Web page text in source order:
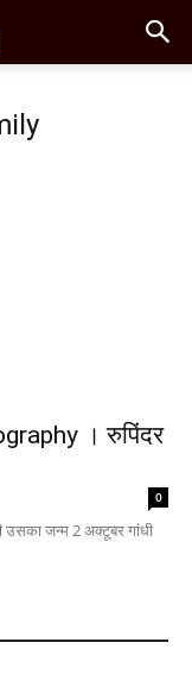
। रुपिंदर
0
उसका जन्म 2 अक्टूबर गांधी